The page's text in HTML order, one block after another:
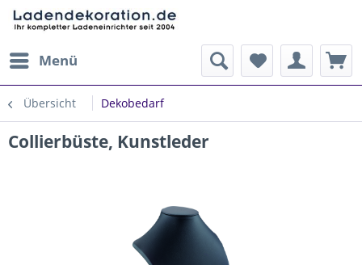
Menü
Übersicht Dekobedarf
Collierbüste, Kunstleder